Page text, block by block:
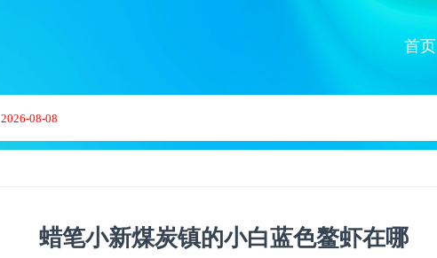
首页
2026-08-08
蜡笔小新煤炭镇的小白蓝色鳌虾在哪